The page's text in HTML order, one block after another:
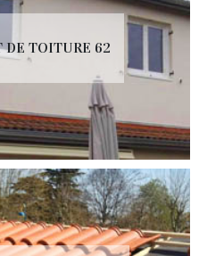
DE TOITURE 62